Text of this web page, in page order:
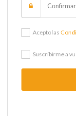
Acepto las
Suscríbirme a